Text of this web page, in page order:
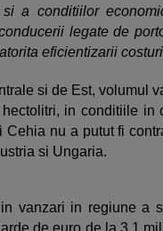
a conditiilor
legate de
eficientizarii
si de Est, volumul
in conditiile in
Cehia nu a putut fi
si Ungaria.
vanzari in regiune a
de euro de la 3,1